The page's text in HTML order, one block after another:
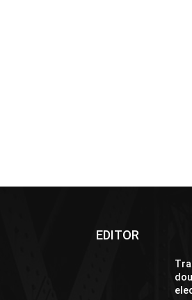
EDITOR